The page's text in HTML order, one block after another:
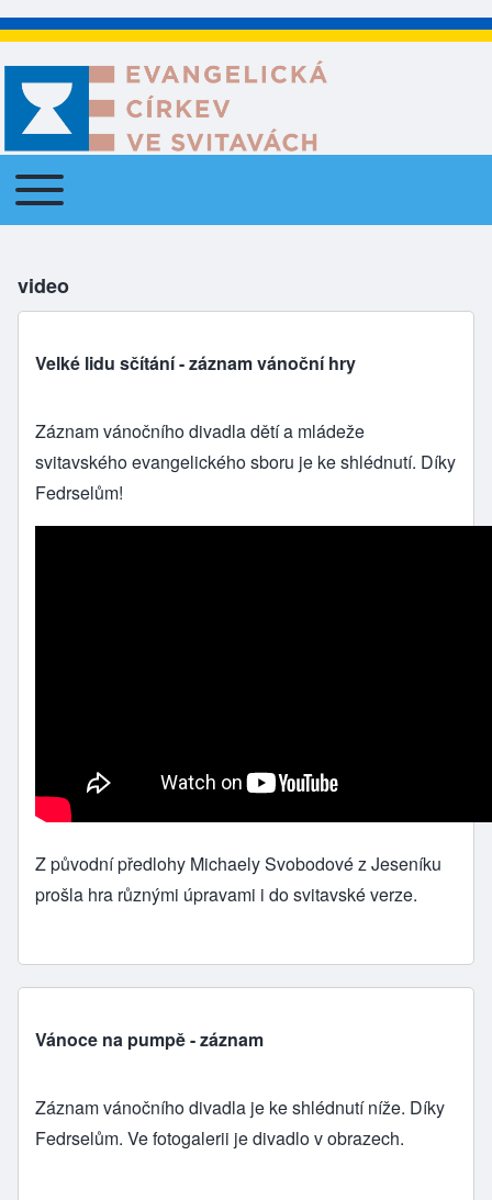
Main navigation
Toggle main menu
video
Velké lidu sčítání - záznam vánoční hry
Záznam vánočního divadla dětí a mládeže
svitavského evangelického sboru je ke shlédnutí. Díky
Fedrselům!
Z původní předlohy Michaely Svobodové z Jeseníku
prošla hra různými úpravami i do svitavské verze.
Vánoce na pumpě - záznam
Záznam vánočního divadla je ke shlédnutí níže. Díky
Fedrselům. Vefotogalerii je divadlo v obrazech.